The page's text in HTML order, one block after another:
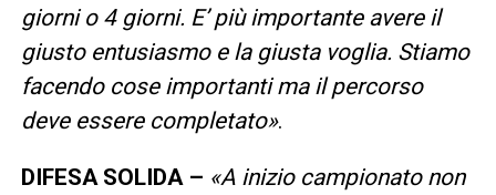
giorni o 4 giorni. E’ più importante avere il
giusto entusiasmo e la giusta voglia. Stiamo
facendo cose importanti ma il percorso
deve essere completato».
DIFESA SOLIDA – «A inizio campionato non